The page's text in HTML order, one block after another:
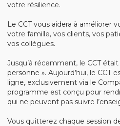
votre résilience.
Le CCT vous aidera à améliorer
votre famille, vos clients, vos
vos collègues.
Jusqu’à récemment, le CCT
personne ». Aujourd’hui, le CCT
ligne, exclusivement via le
programme est conçu pour
qui ne peuvent pas suivre
Vous quitterez chaque session